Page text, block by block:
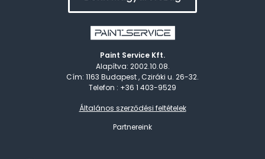
Paint Service Kft.
Alapítva: 2002.10.08.
Cím: 1163 Budapest , Cziráki u. 26-32.
Telefon : +36 1 403-9529
Általános szerződési feltételek
Partnereink